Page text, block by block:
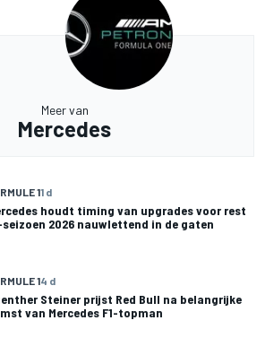
Meer van
Mercedes
11 d
houdt timing van upgrades voor rest
seizoen 2026 nauwlettend in de gaten
14 d
Steiner prijst Red Bull na belangrijke
van Mercedes F1-topman